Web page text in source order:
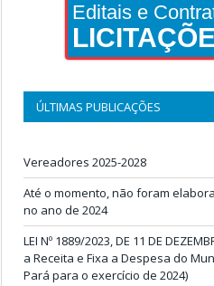
Editais e
ÚLTIMAS PUBLICAÇÕES
Vereadores 2025-2028
Até o momento, não foram
no ano de 2024
LEI Nº 1889/2023, DE 11 DE
a Receita e Fixa a Despesa do
Pará para o exercício de 2024)